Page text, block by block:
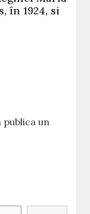
în 1924, si
publica un